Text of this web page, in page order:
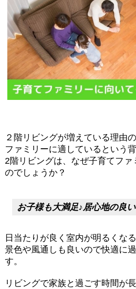
２階リビングが増えている理由
ファミリーに適しているという
2階リビングは、なぜ子育てファ
のでしょうか？
お子様も大満足♪居心地の良
日当たりが良く室内が明るくな
景色や風通しも良いので快適に
す。
リビングで家族と過ごす時間が